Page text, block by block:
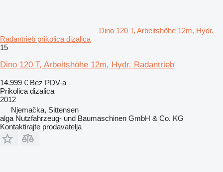
Dino 120 T, Arbeitshöhe 12m, Hydr.
Radantrieb prikolica dizalica
15
Dino 120 T, Arbeitshöhe 12m, Hydr. Radantrieb
14.999 € Bez PDV-a
Prikolica dizalica
2012
Njemačka, Sittensen
alga Nutzfahrzeug- und Baumaschinen GmbH & Co. KG
Kontaktirajte prodavatelja